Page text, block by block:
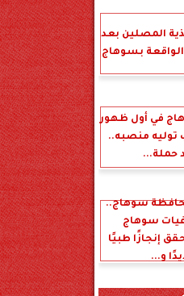
المصلين بعد
الواقعة بسوهاج
في أول ظهور
توليه منصبه..
حملة...
سوهاج..
سوهاج
إنجازًا طبيًا
و...